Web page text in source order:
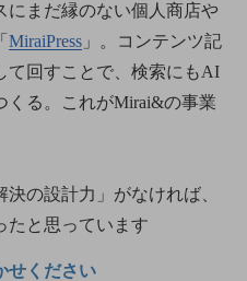
にまだ縁のない個人商店や
MiraiPress 」。コンテンツ記
て回すことで、検索にもAI
くる。これがMirai&の事業
の設計力」がなければ、
たと思っています
ください